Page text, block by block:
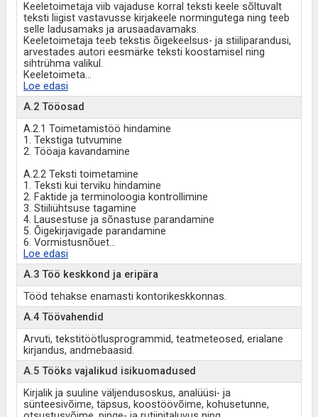
Keeletoimetaja viib vajaduse korral teksti keele sõltuvalt
teksti liigist vastavusse kirjakeele normingutega ning teeb
selle ladusamaks ja arusaadavamaks.
Keeletoimetaja teeb tekstis õigekeelsus- ja stiiliparandusi,
arvestades autori eesmärke teksti koostamisel ning
sihtrühma valikul.
Keeletoimeta...
Loe edasi
A.2 Tööosad
A.2.1 Toimetamistöö hindamine
1. Tekstiga tutvumine
2. Tööaja kavandamine
A.2.2 Teksti toimetamine
1. Teksti kui terviku hindamine
2. Faktide ja terminoloogia kontrollimine
3. Stiiliühtsuse tagamine
4. Lausestuse ja sõnastuse parandamine
5. Õigekirjavigade parandamine
6. Vormistusnõuet...
Loe edasi
A.3 Töö keskkond ja eripära
Tööd tehakse enamasti kontorikeskkonnas.
A.4 Töövahendid
Arvuti, tekstitöötlusprogrammid, teatmeteosed, erialane
kirjandus, andmebaasid.
A.5 Tööks vajalikud isikuomadused
Kirjalik ja suuline väljendusoskus, analüüsi- ja
sünteesivõime, täpsus, koostöövõime, kohusetunne,